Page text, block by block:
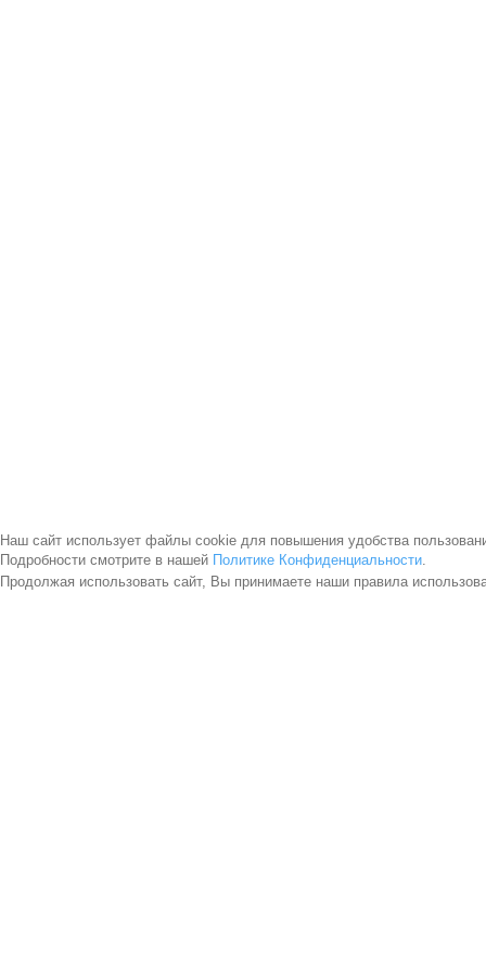
Наш сайт использует файлы cookie для повышения удобства
Подробности смотрите в нашей Политике Конфиденциальности.
Продолжая использовать сайт, Вы принимаете наши правила